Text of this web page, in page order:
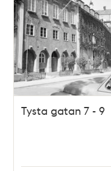
Tysta gatan 7 - 9